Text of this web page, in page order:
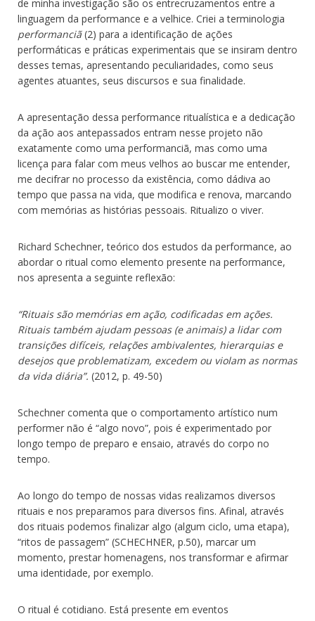
de minha investigação são os entrecruzamentos entre a
linguagem da performance e a velhice. Criei a terminologia
performanciã(2) para a identificação de ações
performáticas e práticas experimentais que se insiram dentro
desses temas, apresentando peculiaridades, como seus
agentes atuantes, seus discursos e sua finalidade.
A apresentação dessa performance ritualística e a dedicação
da ação aos antepassados entram nesse projeto não
exatamente como uma performanciã, mas como uma
licença para falar com meus velhos ao buscar me entender,
me decifrar no processo da existência, como dádiva ao
tempo que passa na vida, que modifica e renova, marcando
com memórias as histórias pessoais. Ritualizo o viver.
Richard Schechner, teórico dos estudos da performance, ao
abordar o ritual como elemento presente na performance,
nos apresenta a seguinte reflexão:
“Rituais são memórias em ação, codificadas em ações.
Rituais também ajudam pessoas (e animais) a lidar com
transições difíceis, relações ambivalentes, hierarquias e
desejos que problematizam, excedem ou violam as normas
da vida diária”. (2012, p. 49-50)
Schechner comenta que o comportamento artístico num
performer não é “algo novo”, pois é experimentado por
longo tempo de preparo e ensaio, através do corpo no
tempo.
Ao longo do tempo de nossas vidas realizamos diversos
rituais e nos preparamos para diversos fins. Afinal, através
dos rituais podemos finalizar algo (algum ciclo, uma etapa),
“ritos de passagem” (SCHECHNER, p.50), marcar um
momento, prestar homenagens, nos transformar e afirmar
uma identidade, por exemplo.
O ritual é cotidiano. Está presente em eventos